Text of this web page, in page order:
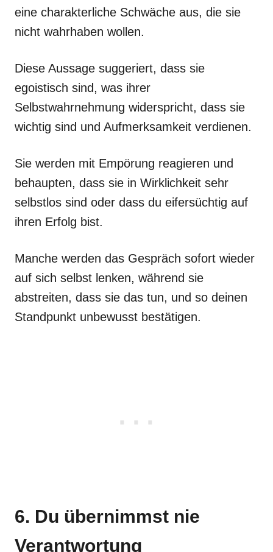
eine charakterliche Schwäche aus, die sie
nicht wahrhaben wollen.
Diese Aussage suggeriert, dass sie
egoistisch sind, was ihrer
Selbstwahrnehmung widerspricht, dass sie
wichtig sind und Aufmerksamkeit verdienen.
Sie werden mit Empörung reagieren und
behaupten, dass sie in Wirklichkeit sehr
selbstlos sind oder dass du eifersüchtig auf
ihren Erfolg bist.
Manche werden das Gespräch sofort wieder
auf sich selbst lenken, während sie
abstreiten, dass sie das tun, und so deinen
Standpunkt unbewusst bestätigen.
6. Du übernimmst nie
Verantwortung